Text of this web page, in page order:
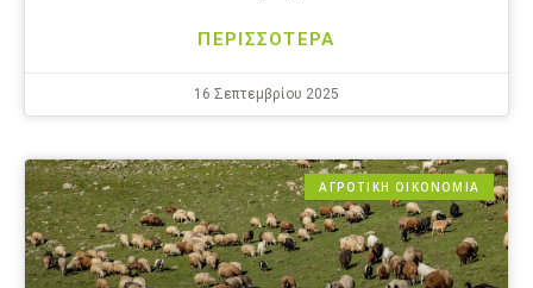
ΠΕΡΙΣΣΟΤΕΡΑ
16 Σεπτεμβρίου 2025
ΑΓΡΟΤΙΚΗ ΟΙΚΟΝΟΜΙΑ